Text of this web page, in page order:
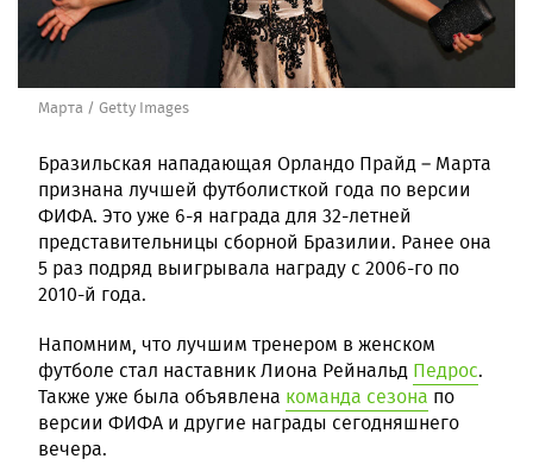
Марта / Getty Images
Бразильская нападающая Орландо Прайд – Марта
признана лучшей футболисткой года по версии
ФИФА. Это уже 6-я награда для 32-летней
представительницы сборной Бразилии. Ранее она
5 раз подряд выигрывала награду с 2006-го по
2010-й года.
Напомним, что лучшим тренером в женском
футболе стал наставник Лиона Рейнальд Педрос.
Также уже была объявлена команда сезона по
версии ФИФА и другие награды сегодняшнего
вечера.